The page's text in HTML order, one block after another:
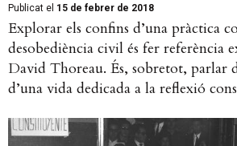
Publicat el 15 de febrer de 2018
Explorar els confins d’una pràctica
desobediència civil és fer referència
David Thoreau. És, sobretot, parlar
d’una vida dedicada a la reflexió